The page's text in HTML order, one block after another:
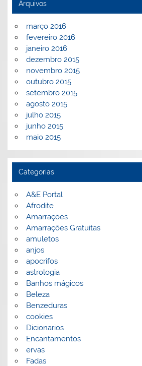
Arquivos
março 2016
fevereiro 2016
janeiro 2016
dezembro 2015
novembro 2015
outubro 2015
setembro 2015
agosto 2015
julho 2015
junho 2015
maio 2015
Categorias
A&E Portal
Afrodite
Amarrações
Amarrações Gratuitas
amuletos
anjos
apocrifos
astrologia
Banhos mágicos
Beleza
Benzeduras
cookies
Dicionarios
Encantamentos
ervas
Fadas